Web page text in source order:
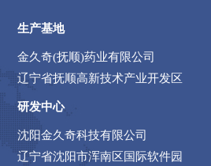
生产基地
金久奇(抚顺)药业有限公司
辽宁省抚顺高新技术产业开发区
研发中心
沈阳金久奇科技有限公司
辽宁省沈阳市浑南区国际软件园